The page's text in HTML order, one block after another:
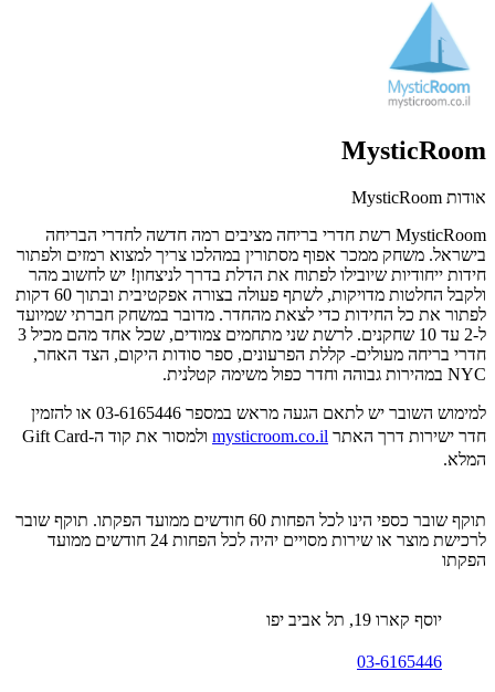
MysticRoom
אודות MysticRoom
MysticRoom רשת חדרי בריחה מציבים רמה חדשה לחדרי הבריחה
בישראל. משחק ממכר אפוף מסתורין במהלכו צריך למצוא רמזים ולפתור
חידות ייחודיות שיובילו לפתוח את הדלת בדרך לניצחון! יש לחשוב מהר
ולקבל החלטות מדויקות, לשתף פעולה בצורה אפקטיבית ובתוך 60 דקות
לפתור את כל החידות כדי לצאת מהחדר. מדובר במשחק חברתי שמיועד
ל-2 עד 10 שחקנים. לרשת שני מתחמים צמודים, שכל אחד מהם מכיל 3
חדרי בריחה מעולים- קללת הפרעונים, ספר סודות היקום, הצד האחר,
NYC במהירות גבוהה וחדר כפול משימה קטלנית.
למימוש השובר יש לתאם הגעה מראש במספר
03-6165446 או להזמין
חדר ישירות דרך האתר mysticroom.co.il
ולמסור את קוד ה-Gift Card
המלא.
תוקף שובר כספי הינו לכל הפחות 60 חודשים ממועד הפקתו. תוקף שובר
לרכישת מוצר או שירות מסויים יהיה לכל הפחות 24 חודשים ממועד
הפקתו
יוסף קארו 19, תל אביב יפו
03-6165446